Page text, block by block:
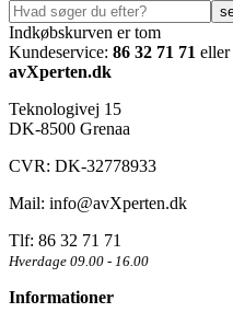
Indkøbskurven er tom
Kundeservice: 86 32 71 71 eller
avXperten.dk
Teknologivej 15
DK-8500 Grenaa
CVR: DK-32778933
Mail: info@avXperten.dk
Tlf: 86 32 71 71
Hverdage 09.00 - 16.00
Informationer